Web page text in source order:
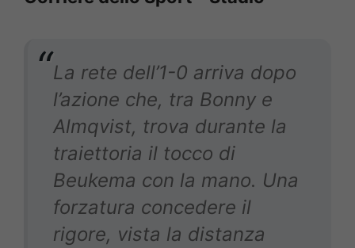
La rete dell’1-0 arriva dopo
l’azione che, tra Bonny e
Almqvist, trova durante la
traiettoria il tocco di
Beukema con la mano. Una
forzatura concedere il
rigore, vista la distanza